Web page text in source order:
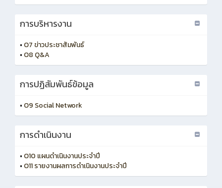
การบริหารงาน
• O7 ข่าวประชาสัมพันธ์
• O8 Q&A
การปฏิสัมพันธ์ข้อมูล
• O9 Social Network
การดำเนินงาน
• O10 แผนดำเนินงานประจำปี
• O11 รายงานผลการดำเนินงานประจำปี